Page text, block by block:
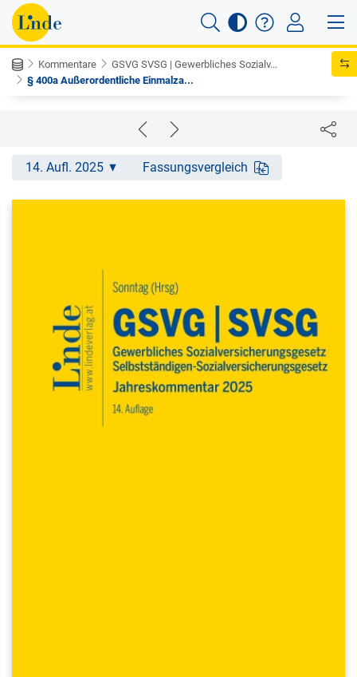
Kommentare
GSVG SVSG | Gewerbliches Sozialv...
§ 400a Außerordentliche Einmalza...
14. Aufl. 2025 Fassungsvergleich